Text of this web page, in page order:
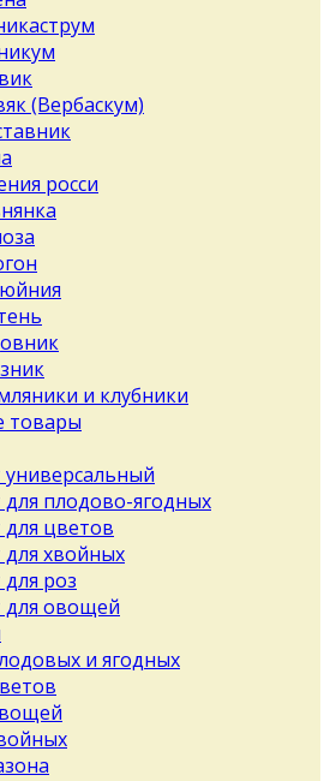
(Вербаскум)
росси
и клубники
товары
универсальный
для плодово-ягодных
для цветов
для хвойных
для роз
для овощей
и ягодных